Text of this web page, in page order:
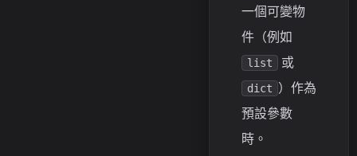
一個可變物
件（例如
list 或
dict ）作為
預設參數
時。